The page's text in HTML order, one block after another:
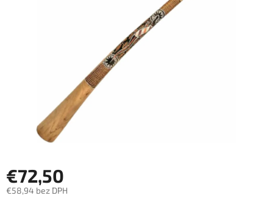
€72,50
€58,94 bez DPH